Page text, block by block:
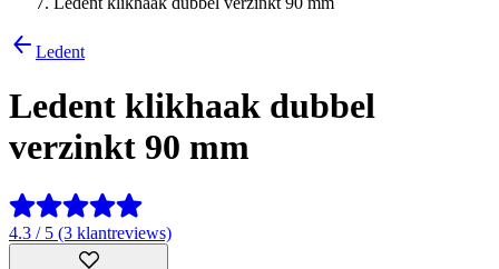
Ledent
Ledent klikhaak dubbel
verzinkt 90 mm
4.3 / 5 (3 klantreviews)